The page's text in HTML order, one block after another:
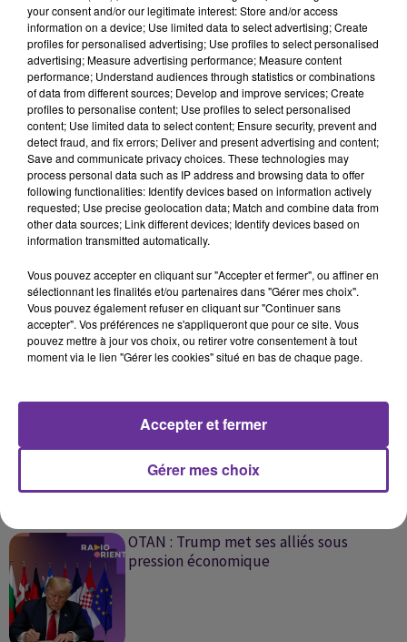
négociations à son émissaire Steve Witkoff. Une
première rencontre avec les représentants iraniens a eu
lieu le samedi 12 avril à Mascate dans le Sultanat
d’Oman, et une deuxième est prévue ce samedi à Rome.
Comment un nouvel accord pourrait redéfinir les
rapports de force dans la région. Réponse de Fatima
Moussaoui, Docteur en Sécurité internationale et
enseignante à l'École d’Affaires Publiques Sciences Po
Paris.
SUR LE MÊME SUJET
OTAN : Trump met ses alliés sous
pression économique
your consent and/or our legitimate interest: Store and/or access
information on a device; Use limited data to select advertising; Create
profiles for personalised advertising; Use profiles to select personalised
advertising; Measure advertising performance; Measure content
performance; Understand audiences through statistics or combinations
of data from different sources; Develop and improve services; Create
profiles to personalise content; Use profiles to select personalised
content; Use limited data to select content; Ensure security, prevent and
detect fraud, and fix errors; Deliver and present advertising and content;
Save and communicate privacy choices. These technologies may
process personal data such as IP address and browsing data to offer
following functionalities: Identify devices based on information actively
requested; Use precise geolocation data; Match and combine data from
other data sources; Link different devices; Identify devices based on
information transmitted automatically.
Vous pouvez accepter en cliquant sur "Accepter et fermer", ou affiner en
sélectionnant les finalités et/ou partenaires dans "Gérer mes choix".
Vous pouvez également refuser en cliquant sur "Continuer sans
accepter". Vos préférences ne s'appliqueront que pour ce site. Vous
pouvez mettre à jour vos choix, ou retirer votre consentement à tout
moment via le lien "Gérer les cookies" situé en bas de chaque page.
Gérer mes choix
Accepter et fermer